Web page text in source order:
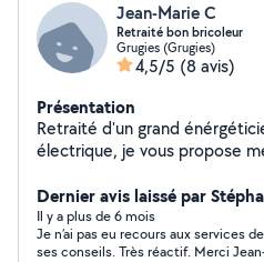
Jean-Marie C
Retraité bon bricoleur
Grugies (Grugies)
4,5/5 (8 avis)
Présentation
Retraité d'un grand
électrique, je vous propose
tringles à rideaux etc...
Dernier avis laissé par
Il y a plus de 6 mois
Je n’ai pas eu recours aux services
ses conseils. Très réactif. Merci